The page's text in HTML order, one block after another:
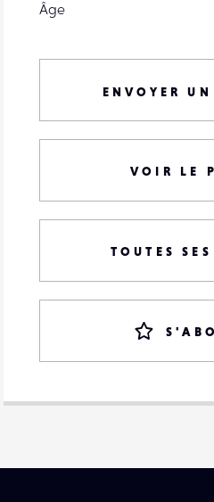
Âge
ENVOYER UN
VOIR LE
TOUTES